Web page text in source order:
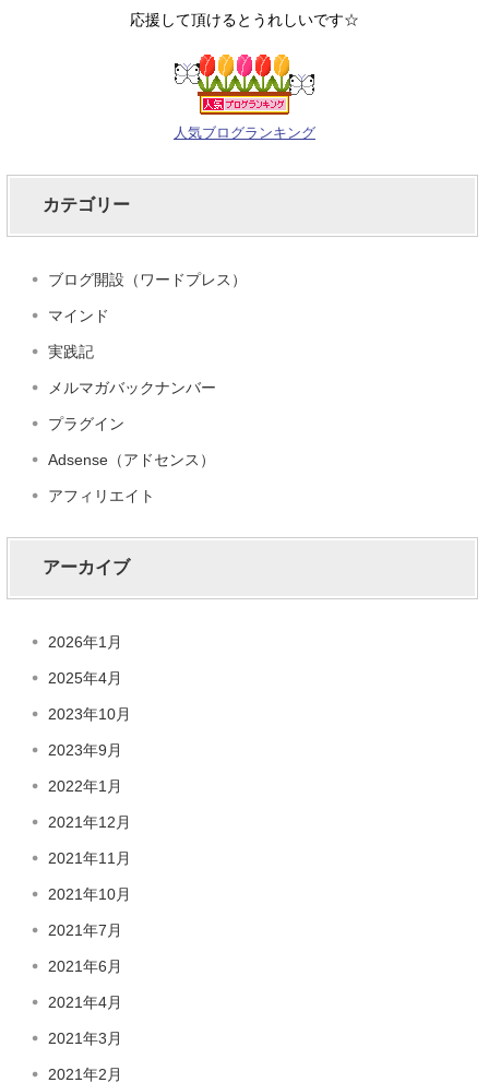
応援して頂けるとうれしいです☆
人気ブログランキング
カテゴリー
ブログ開設（ワードプレス）
マインド
実践記
メルマガバックナンバー
プラグイン
Adsense（アドセンス）
アフィリエイト
アーカイブ
2026年1月
2025年4月
2023年10月
2023年9月
2022年1月
2021年12月
2021年11月
2021年10月
2021年7月
2021年6月
2021年4月
2021年3月
2021年2月